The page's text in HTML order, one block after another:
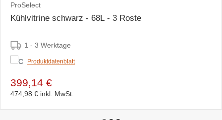
ProSelect
Kühlvitrine schwarz - 68L - 3 Roste
1 - 3 Werktage
Produktdatenblatt
399,14 €
474,98 € inkl. MwSt.